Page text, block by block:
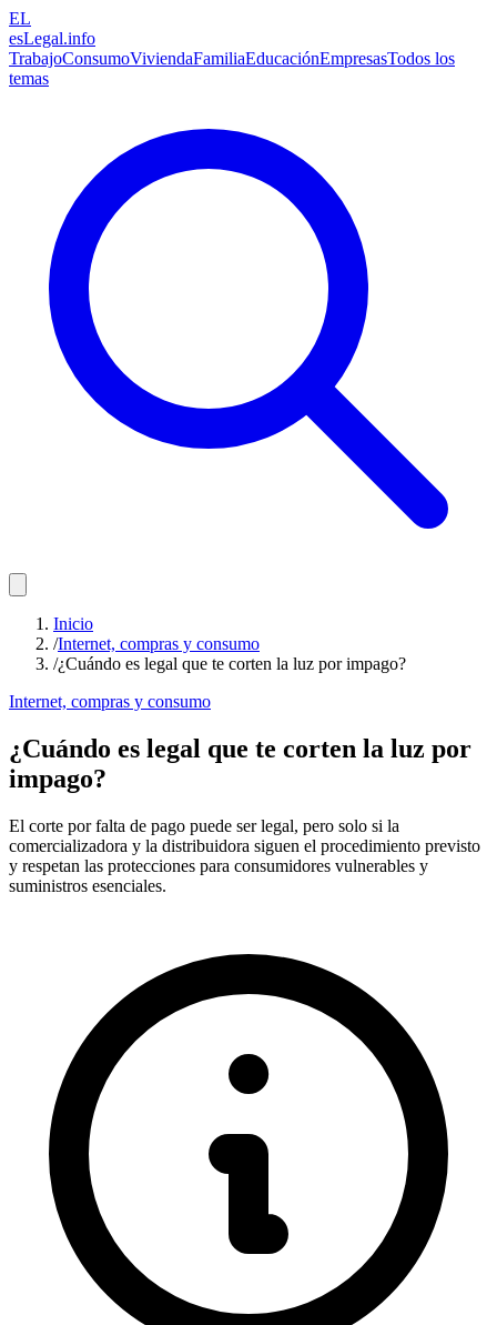
EL
esLegal.info
TrabajoConsumoViviendaFamiliaEducaciónEmpresasTodos los
temas
Inicio
/Internet, compras y consumo
/¿Cuándo es legal que te corten la luz por impago?
Internet, compras y consumo
¿Cuándo es legal que te corten la luz por
impago?
El corte por falta de pago puede ser legal, pero solo si la
comercializadora y la distribuidora siguen el procedimiento previsto
y respetan las protecciones para consumidores vulnerables y
suministros esenciales.